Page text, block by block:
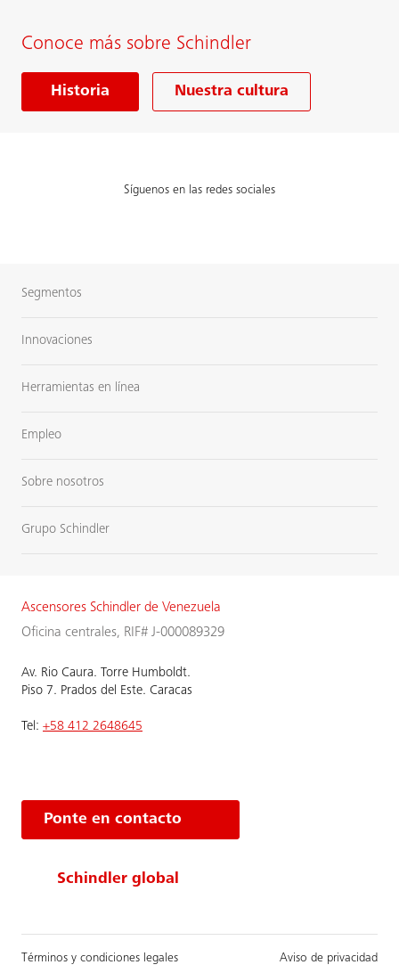
Conoce más sobre Schindler
Historia Nuestra cultura
Síguenos en las redes sociales
Segmentos
Innovaciones
Herramientas en línea
Empleo
Sobre nosotros
Grupo Schindler
Ascensores Schindler de Venezuela
Oficina centrales, RIF# J-000089329
Av. Rio Caura. Torre Humboldt.
Piso 7. Prados del Este. Caracas
Tel: +58 412 2648645
Ponte en contacto
Schindler global
Términos y condiciones legales Aviso de privacidad